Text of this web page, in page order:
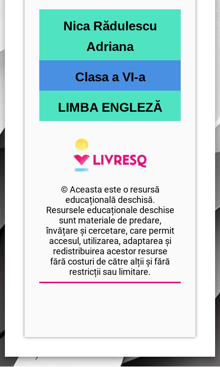
Nica Rădulescu
Adriana
Clasa a VI-a
LIMBA ENGLEZĂ
© Aceasta este o resursă
educațională deschisă.
Resursele educaționale deschise
sunt materiale de predare,
învățare și cercetare, care permit
accesul, utilizarea, adaptarea și
redistribuirea acestor resurse
fără costuri de către alții și fără
restricții sau limitare.